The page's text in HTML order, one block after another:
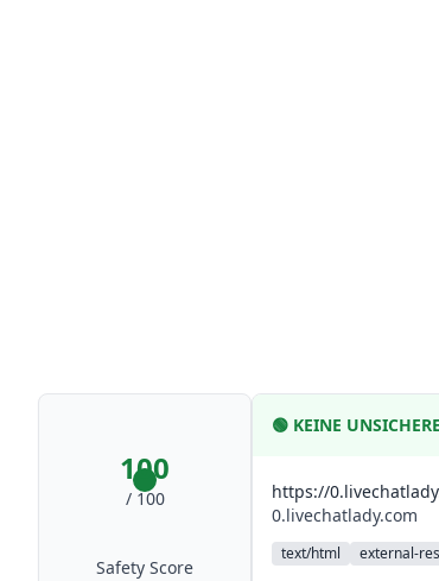
100
/ 100
Safety Score
🟢 KEINE
https://
0.livechatlady.com
text/html external-